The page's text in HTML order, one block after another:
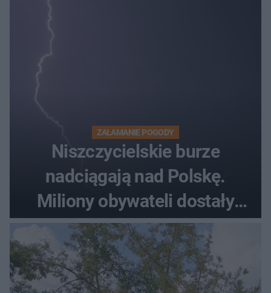
ZAŁAMANIE POGODY
Niszczycielskie burze
nadciągają nad Polskę.
Miliony obywateli dostały
wiadomości z pilnym
ostrzeżeniem